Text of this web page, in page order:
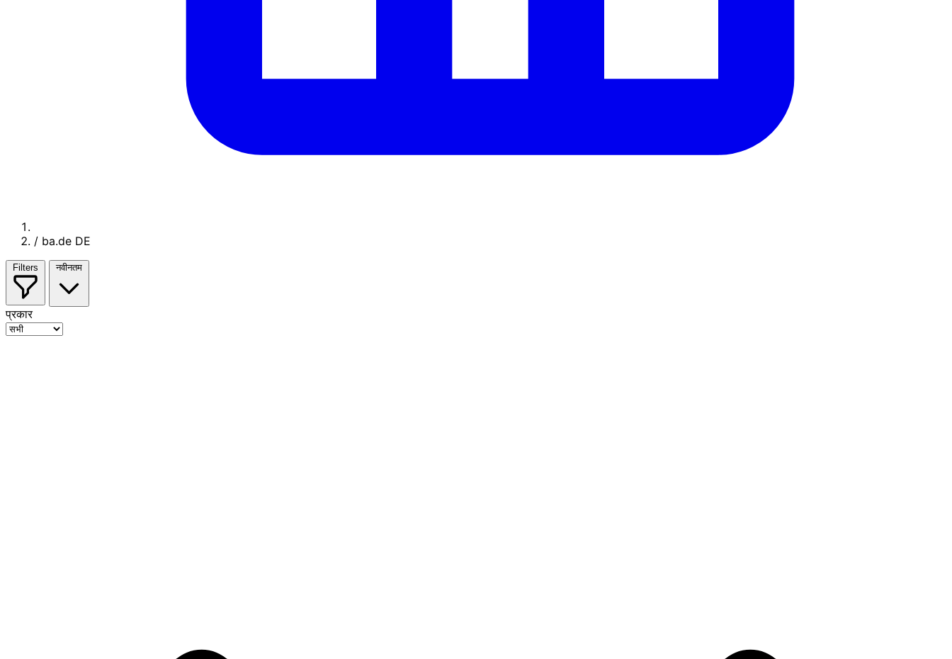
/ ba.de DE
Filters नवीनतम
प्रकार